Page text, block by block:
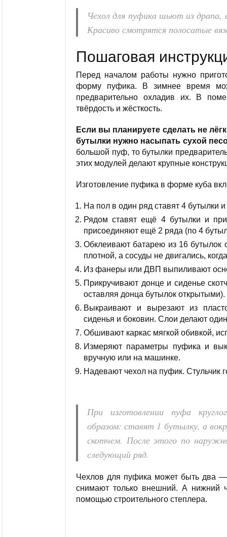
Чехол для пуфика шьют из драпа,
Красиво смотрятся полосатые
Пошаговая
Перед началом работы нужно
форму пуфика. В зимнее время
предварительно охладив их. В
твёрдость и жёсткость.
Если вы планируете сделать не
бутылки нужно насыпать сухой
большой пуф, то бутылки
этих модулей делают крупные
Изготовление пуфика в форме куба
На пол в один ряд ставят 4 бутылки
Рядом ставят ещё 4 бутылки и
присоединяют ещё 2 ряда (по 4
Обклеивают батарею из 16 бутылок
плотной, а сосуды не двигались,
Из фанеры или ДВП выпиливают
Прикручивают донце и сиденье
оставляя донца бутылок открытыми).
Выкраивают и вырезают из
сиденья и боковин. Слои делают
Обшивают каркас мягкой обивкой,
Измеряют параметры пуфика и
вручную или на машинке.
Надевают чехол на пуфик. Стульчик
При изготовлении пуфа
образом: ставят 1 бутылку, а
скотчем. После этого по
следующий ряд.
Чехлов для пуфика может быть два
снимают только внешний. А нижний
помощью строительного степлера.